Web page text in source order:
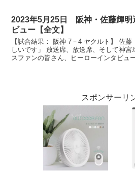
2023年5月25日 阪神・佐藤輝
ビュー【全文】
【試合結果： 阪神 7－4 ヤクルト】 佐
しいです」 放送席、放送席、そして神宮
スファンの皆さん、ヒーローインタビュ
スポンサーリ